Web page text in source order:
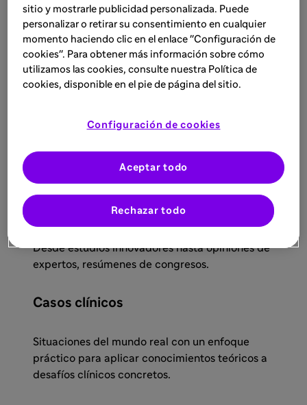
Contenido Integral para
Profesionales Sanitarios
completo de recursos y herramientas diseñadas
información sobre tratamientos de Sanofi. Entre
estos, se incluyen:
Artículos y Publicaciones
Desde estudios innovadores hasta opiniones de
expertos, resúmenes de congresos.
Casos clínicos
Situaciones del mundo real con un enfoque
práctico para aplicar conocimientos teóricos a
desafíos clínicos concretos.
sitio y mostrarle publicidad personalizada. Puede
personalizar o retirar su consentimiento en cualquier
momento haciendo clic en el enlace "Configuración de
cookies". Para obtener más información sobre cómo
utilizamos las cookies, consulte nuestra Política de
cookies, disponible en el pie de página del sitio.
Configuración de cookies
Rechazar todo
Aceptar todo